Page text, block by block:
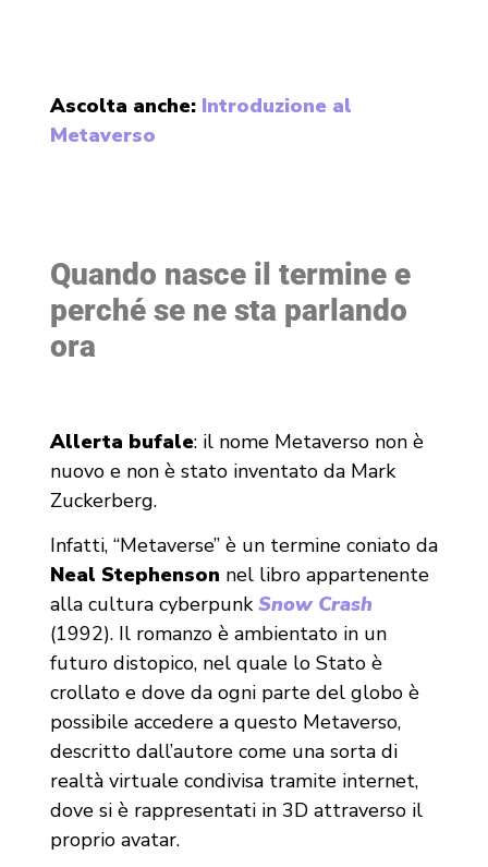
Ascolta anche: Introduzione al
Metaverso
Quando nasce il termine e
perché se ne sta parlando
ora
Allerta bufale: il nome Metaverso non è
nuovo e non è stato inventato da Mark
Zuckerberg.
Infatti, “Metaverse” è un termine coniato da
Neal Stephenson nel libro appartenente
alla cultura cyberpunkSnow Crash
(1992). Il romanzo è ambientato in un
futuro distopico, nel quale lo Stato è
crollato e dove da ogni parte del globo è
possibile accedere a questo Metaverso,
descritto dall’autore come una sorta di
realtà virtuale condivisa tramite internet,
dove si è rappresentati in 3D attraverso il
proprio avatar.